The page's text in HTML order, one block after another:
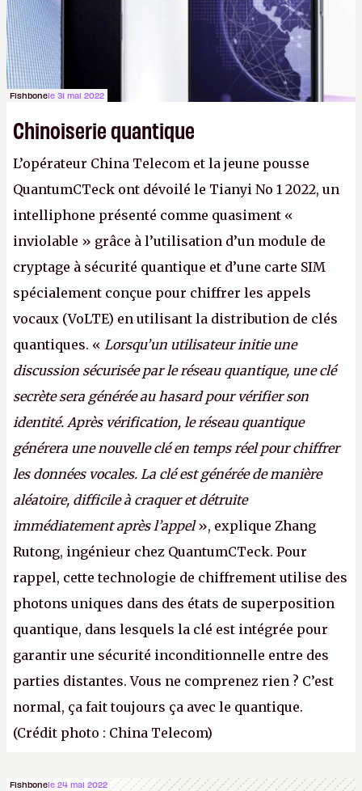
Fishbonele 31 mai 2022
Chinoiserie quantique
L’opérateur China Telecom et la jeune pousse
QuantumCTeck ont dévoilé le Tianyi No 1 2022, un
intelliphone présenté comme quasiment «
inviolable » grâce à l’utilisation d’un module de
cryptage à sécurité quantique et d’une carte SIM
spécialement conçue pour chiffrer les appels
vocaux (VoLTE) en utilisant la distribution de clés
quantiques. « Lorsqu’un utilisateur initie une
discussion sécurisée par le réseau quantique, une clé
secrète sera générée au hasard pour vérifier son
identité. Après vérification, le réseau quantique
générera une nouvelle clé en temps réel pour chiffrer
les données vocales. La clé est générée de manière
aléatoire, difficile à craquer et détruite
immédiatement après l’appel», explique Zhang
Rutong, ingénieur chez QuantumCTeck. Pour
rappel, cette technologie de chiffrement utilise des
photons uniques dans des états de superposition
quantique, dans lesquels la clé est intégrée pour
garantir une sécurité inconditionnelle entre des
parties distantes. Vous ne comprenez rien ? C’est
normal, ça fait toujours ça avec le quantique.
(Crédit photo : China Telecom)
Fishbonele 24 mai 2022